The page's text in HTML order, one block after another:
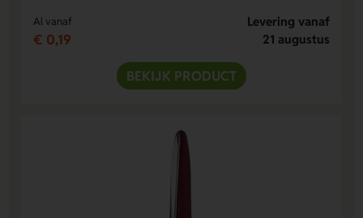
Al vanaf
€ 0,19
Levering vanaf
21 augustus
BEKIJK PRODUCT